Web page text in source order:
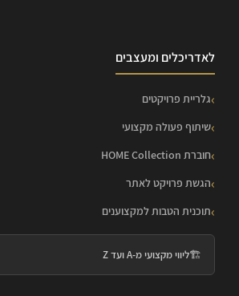
לאדריכלים ומעצבים
גלריית פרויקטים
שיתוף פעולה מקצועי
חוברת HOME Collection
הגשת פרויקט לאתר
תוכנית הטבות למקצוענים
🏗️ליווי מקצועי מ-A ועד Z